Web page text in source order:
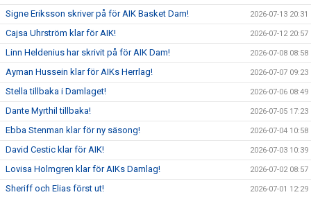
Signe Eriksson skriver på för AIK Basket Dam! 2026-07-13 20:31
Cajsa Uhrström klar för AIK! 2026-07-12 20:57
Linn Heldenius har skrivit på för AIK Dam! 2026-07-08 08:58
Ayman Hussein klar för AIKs Herrlag! 2026-07-07 09:23
Stella tillbaka i Damlaget! 2026-07-06 08:49
Dante Myrthil tillbaka! 2026-07-05 17:23
Ebba Stenman klar för ny säsong! 2026-07-04 10:58
David Cestic klar för AIK! 2026-07-03 10:39
Lovisa Holmgren klar för AIKs Damlag! 2026-07-02 08:57
Sheriff och Elias först ut! 2026-07-01 12:29